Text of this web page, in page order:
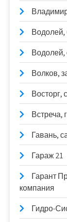
Водолей,
Водолей,
Волков,
Восторг,
Встреча,
Гавань,
Гараж 21
Гарант
компания
Гидро-